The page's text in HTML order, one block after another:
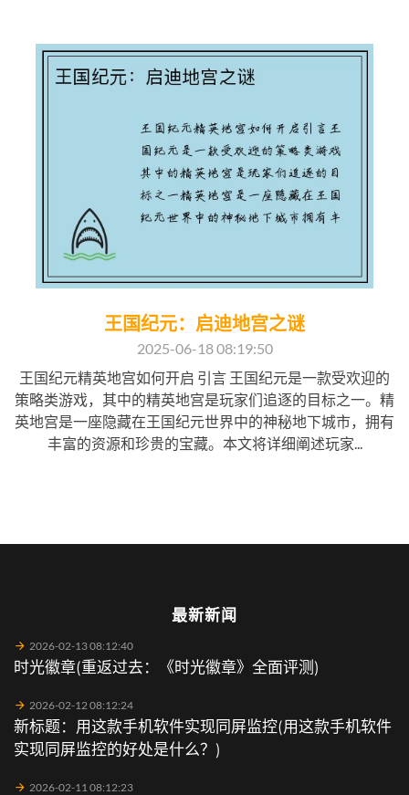
王国纪元：启迪地宫之谜
2025-06-18 08:19:50
王国纪元精英地宫如何开启 引言 王国纪元是一款受欢迎的
策略类游戏，其中的精英地宫是玩家们追逐的目标之一。精
英地宫是一座隐藏在王国纪元世界中的神秘地下城市，拥有
丰富的资源和珍贵的宝藏。本文将详细阐述玩家...
最新新闻
2026-02-13 08:12:40
时光徽章(重返过去：《时光徽章》全面评测)
2026-02-12 08:12:24
新标题：用这款手机软件实现同屏监控(用这款手机软件
实现同屏监控的好处是什么？)
2026-02-11 08:12:23